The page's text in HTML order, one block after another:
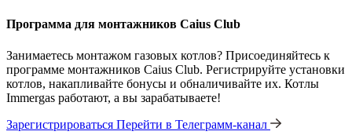
Программа для монтажников Caius Club
Занимаетесь монтажом газовых котлов? Присоединяйтесь к
программе монтажников Caius Club. Регистрируйте установки
котлов, накапливайте бонусы и обналичивайте их. Котлы
Immergas работают, а вы зарабатываете!
Зарегистрироваться Перейти в Телеграмм-канал